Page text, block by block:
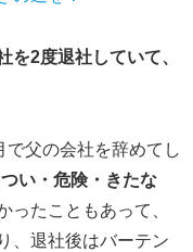
を2度退社していて、
父の会社を辞めてし
い・危険・きたな
ったこともあって、
、退社後はバーテン